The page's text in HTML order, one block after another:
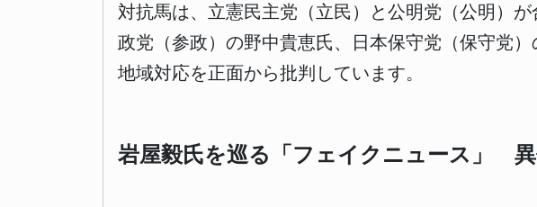
対抗馬は、立憲民主党（立民）と公明党（公明）
政党（参政）の野中貴恵氏、日本保守党（保守党
地域対応を正面から批判しています。
岩屋毅氏を巡る「フェイクニュース」